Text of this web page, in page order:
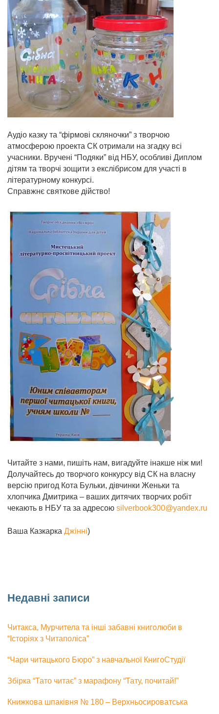
Аудіо казку та “фірмові скляночки” з творчою
атмосферою проекта СК отримали на згадку всі
учасники. Вручені “Подяки” від НБУ, особливі Диплом
дітям та творчі зощити з екслібрисом для участі в
літературному конкурсі.
Справжнє святкове дійство!
Читайте з нами, пишіть нам, вигадуйте інакше ніж ми!
Долучайтесь до творчого конкурсу від СК на власну
версію пригод Кота Бульки, дівчинки Женьки та
хлопчика Дмитрика – ваших дитячих творчих робіт
чекають в НБУ та за адресою silverbook300@yandex.ru
Ваша Казкарка Джінні)
Недавні записи
Читакса, Мурчитела та інші забавні книголюби в
“Історіях з Читаполіса”
“Чари читацького Бюро” з навчальної КнигоСтудії
Збірка “Тато читає” з марафону “Тату, почитай!”
Книжкова шпаківня № 180 – Верхньосироватська